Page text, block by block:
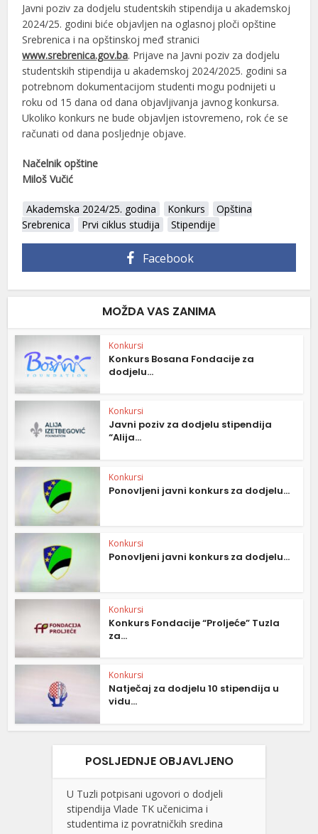
Javni poziv za dodjelu studentskih stipendija u akademskoj
2024/25. godini biće objavljen na oglasnoj ploči opštine
Srebrenica i na opštinskoj međ stranici
www.srebrenica.gov.ba. Prijave na Javni poziv za dodjelu
studentskih stipendija u akademskoj 2024/2025. godini sa
potrebnom dokumentacijom studenti mogu podnijeti u
roku od 15 dana od dana objavljivanja javnog konkursa.
Ukoliko konkurs ne bude objavljen istovremeno, rok će se
računati od dana posljednje objave.
Načelnik opštine
Miloš Vučić
Akademska 2024/25. godina Konkurs
Opština
Srebrenica
Prvi ciklus studija Stipendije
Facebook
MOŽDA VAS ZANIMA
Konkursi
Konkurs Bosana Fondacije za
dodjelu...
Konkursi
Javni poziv za dodjelu stipendija
“Alija...
Konkursi
Ponovljeni javni konkurs za dodjelu...
Konkursi
Ponovljeni javni konkurs za dodjelu...
Konkursi
Konkurs Fondacije “Proljeće” Tuzla
za...
Konkursi
Natječaj za dodjelu 10 stipendija u
vidu...
POSLJEDNJE OBJAVLJENO
U Tuzli potpisani ugovori o dodjeli
stipendija Vlade TK učenicima i
studentima iz povratničkih sredina